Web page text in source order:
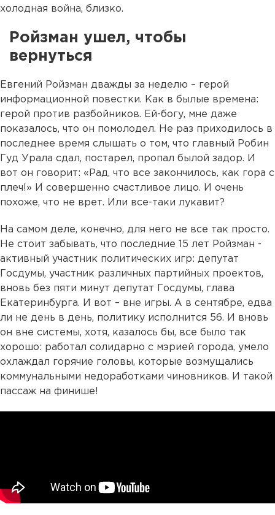
холодная война, близко.
Ройзман ушел, чтобы
вернуться
Евгений Ройзман дважды за неделю – герой
информационной повестки. Как в былые времена:
герой против разбойников. Ей-богу, мне даже
показалось, что он помолодел. Не раз приходилось в
последнее время слышать о том, что главный Робин
Гуд Урала сдал, постарел, пропал былой задор. И
вот он говорит: «Рад, что все закончилось, как гора с
плеч!» И совершенно счастливое лицо. И очень
похоже, что не врет. Или все-таки лукавит?
На самом деле, конечно, для него не все так просто.
Не стоит забывать, что последние 15 лет Ройзман -
активный участник политических игр: депутат
Госдумы, участник различных партийных проектов,
вновь без пяти минут депутат Госдумы, глава
Екатеринбурга. И вот – вне игры. А в сентябре, едва
ли не день в день, политику исполнится 56. И вновь
он вне системы, хотя, казалось бы, все было так
хорошо: работал солидарно с мэрией города, умело
охлаждал горячие головы, которые возмущались
коммунальными недоработками чиновников. И такой
пассаж на финише!